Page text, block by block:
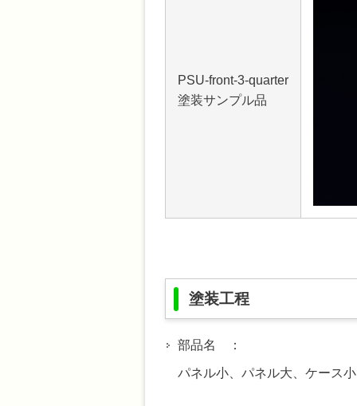
PSU-front-3-quarter
塗装サンプル品
塗装工程
部品名 ：
パネル小、パネル大、ケース